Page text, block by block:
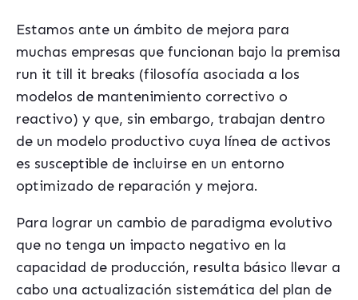
Estamos ante un ámbito de mejora para
muchas empresas que funcionan bajo la premisa
run it till it breaks (filosofía asociada a los
modelos de mantenimiento correctivo o
reactivo) y que, sin embargo, trabajan dentro
de un modelo productivo cuya línea de activos
es susceptible de incluirse en un entorno
optimizado de reparación y mejora.
Para lograr un cambio de paradigma evolutivo
que no tenga un impacto negativo en la
capacidad de producción, resulta básico llevar a
cabo una actualización sistemática del plan de